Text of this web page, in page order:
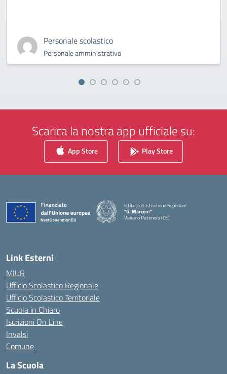
Personale scolastico
Personale amministrativo
Scarica la nostra app ufficiale su:
App Store Play Store
Istituto di Istruzione Superiore
"G. Marconi"
Vairano Patenora (CE)
Link Esterni
MIUR
Ufficio Scolastico Regionale
Ufficio Scolastico Territoriale
Scuola in Chiaro
Iscrizioni On Line
Invalsi
Comune
La Scuola